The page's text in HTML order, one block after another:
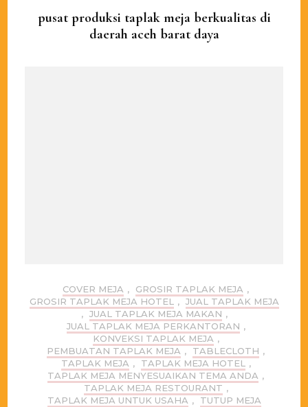
pusat produksi taplak meja berkualitas di
daerah aceh barat daya
COVER MEJA , GROSIR TAPLAK MEJA ,
GROSIR TAPLAK MEJA HOTEL , JUAL TAPLAK MEJA
, JUAL TAPLAK MEJA MAKAN ,
JUAL TAPLAK MEJA PERKANTORAN ,
KONVEKSI TAPLAK MEJA ,
PEMBUATAN TAPLAK MEJA , TABLECLOTH ,
TAPLAK MEJA , TAPLAK MEJA HOTEL ,
TAPLAK MEJA MENYESUAIKAN TEMA ANDA ,
TAPLAK MEJA RESTOURANT ,
TAPLAK MEJA UNTUK USAHA , TUTUP MEJA